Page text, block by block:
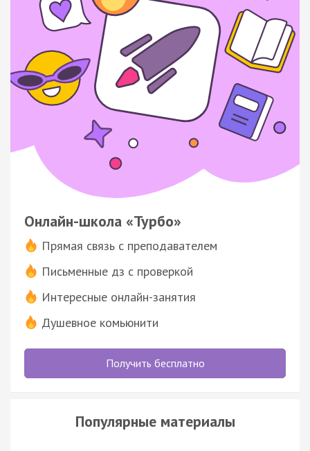
Онлайн-школа «Турбо»
Прямая связь с преподавателем
Письменные дз с проверкой
Интересные онлайн-занятия
Душевное комьюнити
Получить бесплатно
Популярные материалы